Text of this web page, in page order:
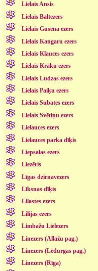
Lielais Ansis
Lielais Baltezers
Lielais Gusena ezers
Lielais Kangaru ezers
Lielais Klauces ezers
Lielais Krāku ezers
Lielais Ludzas ezers
Lielais Paiķu ezers
Lielais Subates ezers
Lielais Svētiņu ezers
Lielauces ezers
Lielauces parka dīķis
Liepsalas ezers
Liezēris
Līgas dzirnavezers
Līksnas dīķis
Lilastes ezers
Lilijas ezers
Limbažu Lielezers
Linezers (Allažu pag.)
Linezers (Lēdurgas pag.)
Linezers (Rīga)